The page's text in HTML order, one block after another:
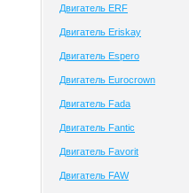
Двигатель ERF
Двигатель Eriskay
Двигатель Espero
Двигатель Eurocrown
Двигатель Fada
Двигатель Fantic
Двигатель Favorit
Двигатель FAW